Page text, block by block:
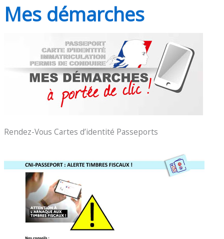
Mes démarches
Rendez-Vous Cartes d’identité Passeports